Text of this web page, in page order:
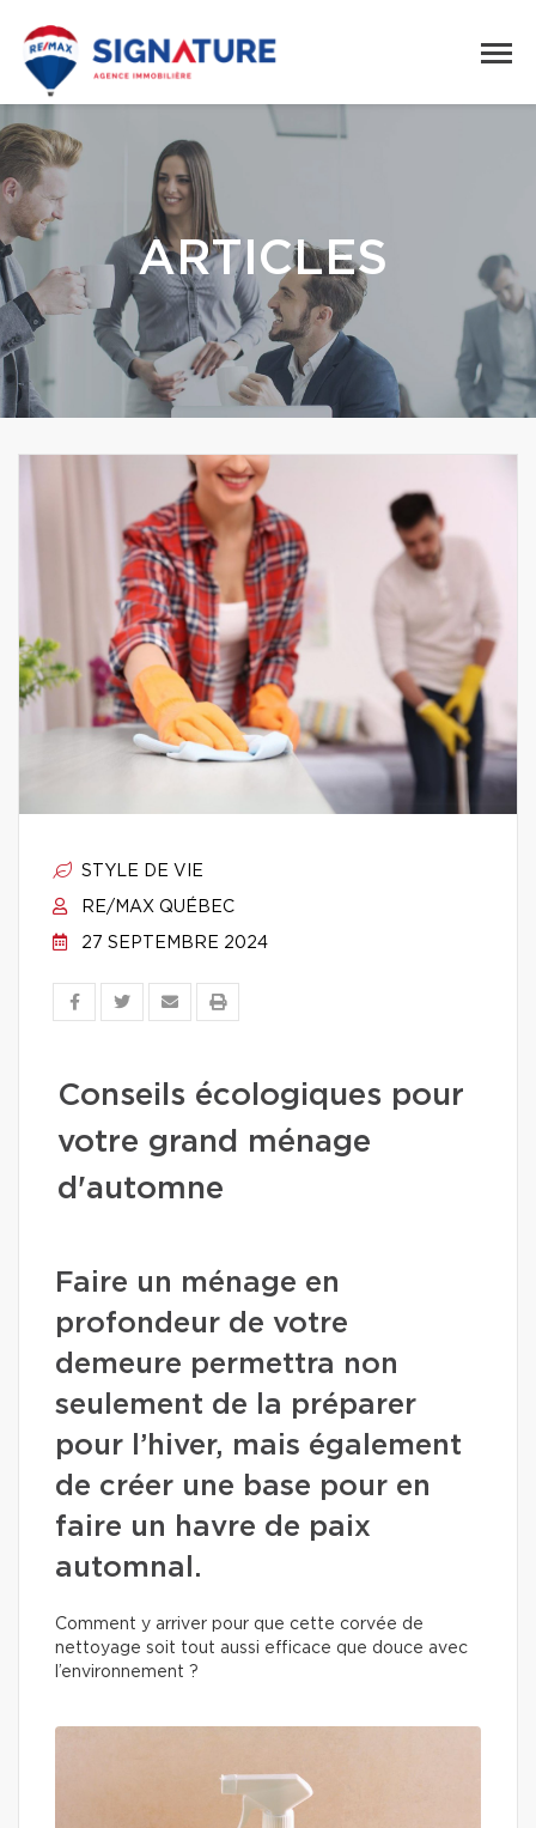
ARTICLES
STYLE DE VIE
RE/MAX QUÉBEC
27 SEPTEMBRE 2024
Conseils écologiques pour
votre grand ménage
d'automne
Faire un ménage en
profondeur de votre
demeure permettra non
seulement de la préparer
pour l’hiver, mais également
de créer une base pour en
faire un havre de paix
automnal.
Comment y arriver pour que cette corvée de
nettoyage soit tout aussi efficace que douce avec
l’environnement ?